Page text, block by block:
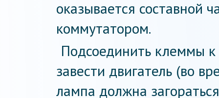
оказывается составной
коммутатором.
Подсоединить клеммы к
завести двигатель (во
лампа должна